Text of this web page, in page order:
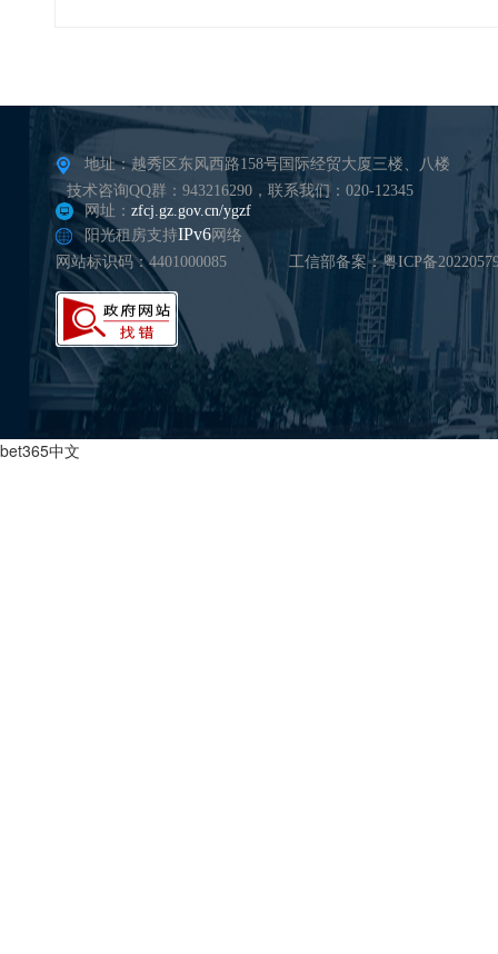
地址：越秀区东风西路158号国际经贸大厦三楼、八楼
技术咨询QQ群：943216290，联系我们：020-12345
网址： zfcj.gz.gov.cn/ygzf
阳光租房支持IPv6网络
网站标识码：4401000085
工信部备案：粤ICP备
bet365中文